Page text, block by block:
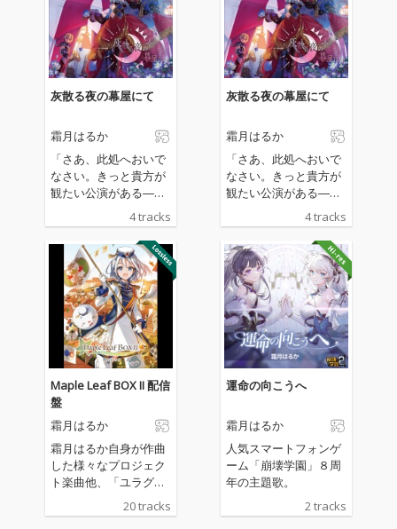
灰散る夜の幕屋にて
霜月はるか
「さあ、此処へおいで
なさい。きっと貴方が
観たい公演がある―
―」 魔花に魂を蝕ま
れた幻想患者の症例を
記す『アリエスの花想
録（カルテ）』 正体
不明の通称：幻想サー
カスに関する事例――
4 tracks
灰散る夜の幕屋にて
霜月はるか
「さあ、此処へおいで
なさい。きっと貴方が
観たい公演がある―
―」 魔花に魂を蝕ま
れた幻想患者の症例を
記す『アリエスの花想
録（カルテ）』 正体
不明の通称：幻想サー
カスに関する事例――
4 tracks
Maple Leaf BOX II 配信
盤
霜月はるか
霜月はるか自身が作曲
した様々なプロジェク
ト楽曲他、「ユラグソ
ラ」「さらさ」リアレ
ンジ、提供曲セルフカ
20 tracks
運命の向こうへ
霜月はるか
人気スマートフォンゲ
ーム「崩壊学園」８周
年の主題歌。
2 tracks